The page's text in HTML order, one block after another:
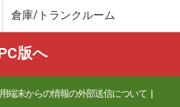
倉庫/トランクルーム
版へ
端末からの情報の外部送信について